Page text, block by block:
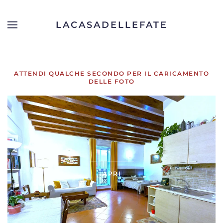
Skip to main content
LACASADELLEFATE
ATTENDI QUALCHE SECONDO PER IL CARICAMENTO
DELLE FOTO
APRI